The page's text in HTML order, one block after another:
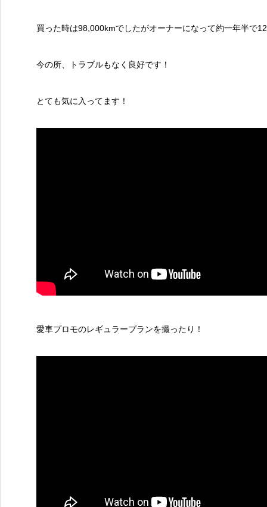
買った時は98,000kmでしたがオーナーになって約一年半で
今の所、トラブルもなく良好です！
とても気に入ってます！
愛車プロモのレギュラープランを撮ったり！